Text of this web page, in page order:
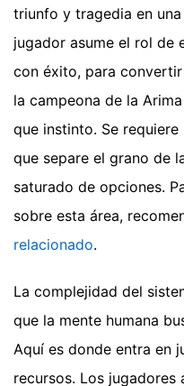
triunfo y tragedia en
jugador asume el rol de
con éxito, para
la campeona de la
que instinto. Se
que separe el grano de
saturado de opciones.
sobre esta área,
relacionado.
La complejidad del
que la mente humana
Aquí es donde entra en
recursos. Los